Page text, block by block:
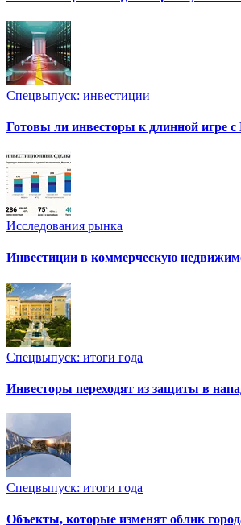
Спецвыпуск: инвестиции
Готовы ли инвесторы к длинной игре
Исследования рынка
Инвестиции в коммерческую
Спецвыпуск: итоги года
Инвесторы переходят из защиты в
Спецвыпуск: итоги года
Объекты, которые изменят облик